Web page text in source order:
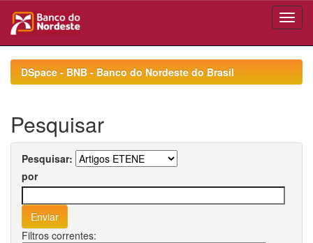
navigationDSpace - BNB - Banco do Nordeste do Brasil
Pesquisar
Pesquisar:
por
Filtros correntes: